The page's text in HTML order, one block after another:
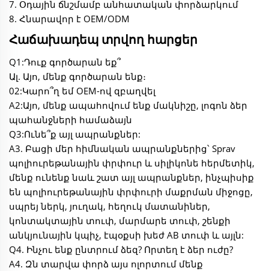
7. Օդային ճնշմամբ անհատական փորձարկում
8. Հնարավոր է OEM/ODM
Հաճախադեպ տրվող հարցեր
Q1:Դուք գործարան եք՞
Ալ. Այո, մենք գործարան ենք։
02:Կարո՞ղ եմ OEM-ով զբաղվել
A2:Այո, մենք ապահովում ենք մակնիշը, լոգոն ձեր
պահանջների համաձայն
Q3:Ունե՞ք այլ ապրանքներ:
A3. Բացի մեր հիմնական ապրանքներից՝ Sprav
պոլիուրեթանային փրփուր և սիլիկոնե հերմետիկ,
մենք ունենք նաև շատ այլ ապրանքներ, ինչպիսիք
են պոլիուրեթանային փրփուրի մաքրման միջոցը,
սպրեյ ներկ, յուղակ, հեղուկ մատանիներ,
կոնտակտային տուփ, մարմարե տուփ, շենքի
անկյունային կպիչ, էպօքսի խեժ AB տուփ և այլն:
Q4. Ինչու ենք ընտրում ձեզ? Որտեղ է ձեր ուժը?
A4. Զն տարվա փորձ այս ոլորտում մենք